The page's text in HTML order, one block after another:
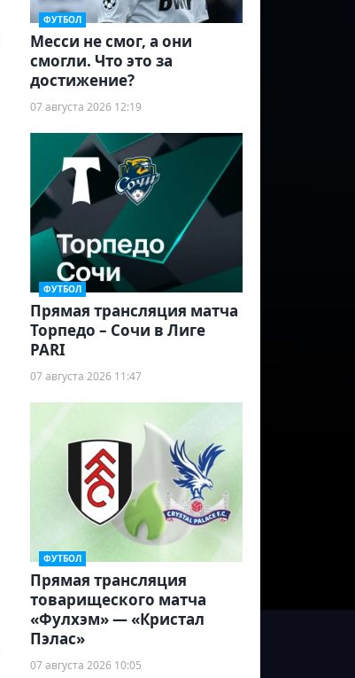
ФУТБОЛ
Месси не смог, а они
смогли. Что это за
достижение?
07 августа 2026 12:19
ФУТБОЛ
Прямая трансляция матча
Торпедо – Сочи в Лиге
PARI
07 августа 2026 11:47
ФУТБОЛ
Прямая трансляция
товарищеского матча
«Фулхэм» — «Кристал
Пэлас»
07 августа 2026 10:05